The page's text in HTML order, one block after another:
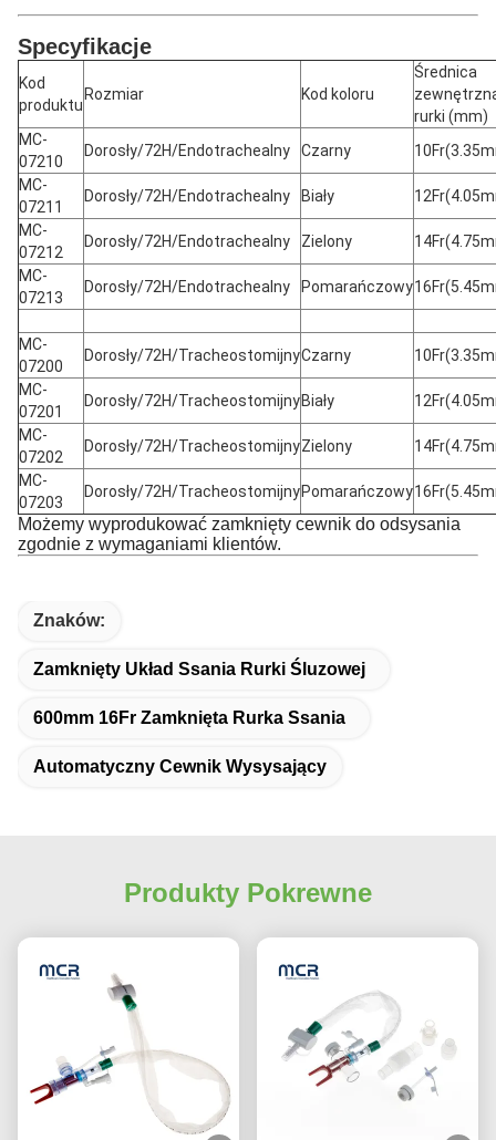
Specyfikacje
Kod
produktu
Rozmiar Kod koloru
Średnica
rurki (mm)
MC-
07210
Dorosły/72H/Endotrachealny Czarny
MC-
07211
Dorosły/72H/Endotrachealny Biały
MC-
07212
Dorosły/72H/Endotrachealny Zielony
MC-
07213
Dorosły/72H/Endotrachealny Pomarańczowy
MC-
07200
Dorosły/72H/TracheostomijnyCzarny
MC-
07201
Dorosły/72H/TracheostomijnyBiały
MC-
07202
Dorosły/72H/TracheostomijnyZielony
MC-
07203
Dorosły/72H/TracheostomijnyPomarańczowy
Możemy wyprodukować zamknięty cewnik do odsysania
zgodnie z wymaganiami klientów.
Znaków:
Zamknięty Układ Ssania Rurki Śluzowej
600mm 16Fr Zamknięta Rurka Ssania
Automatyczny Cewnik Wysysający
Produkty Pokrewne